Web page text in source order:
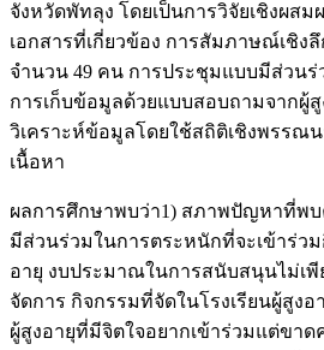
จังหวัดพัทลุง โดยเป็นการวิจัยเชิงผส
เอกสารที่เกี่ยวข้อง การสัมภาษณ์เชิ
จำนวน 49 คน การประชุมแบบมีส่วนร่
การเก็บข้อมูลด้วยแบบสอบถามจากผู้
วิเคราะห์ข้อมูลโดยใช้สถิติเชิงพรรณ
เนื้อหา
ผลการศึกษาพบว่า1) สภาพปัญหาที่พ
มีส่วนร่วมในการตระหนักที่จะเข้าร่วม
อายุ งบประมาณในการสนับสนุนไม่เพี
จัดการ กิจกรรมที่จัดในโรงเรียนผู้สูง
ผู้สูงอายุที่มีจิตใจอยากเข้าร่วมแต่ขา